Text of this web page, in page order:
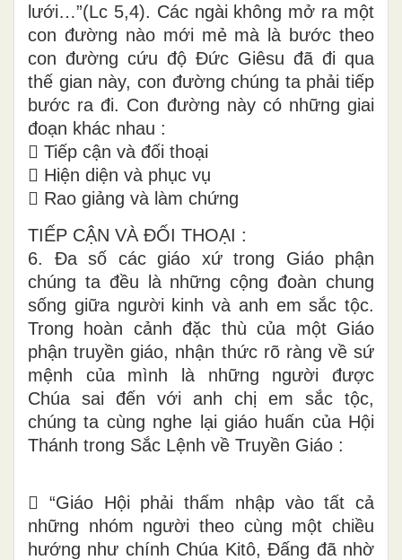
lưới…”(Lc 5,4). Các ngài không mở ra một
con đường nào mới mẻ mà là bước theo
con đường cứu độ Đức Giêsu đã đi qua
thế gian này, con đường chúng ta phải tiếp
bước ra đi. Con đường này có những giai
đoạn khác nhau :
 Tiếp cận và đối thoại
 Hiện diện và phục vụ
 Rao giảng và làm chứng
TIẾP CẬN VÀ ĐỐI THOẠI :
6. Đa số các giáo xứ trong Giáo phận
chúng ta đều là những cộng đoàn chung
sống giữa người kinh và anh em sắc tộc.
Trong hoàn cảnh đặc thù của một Giáo
phận truyền giáo, nhận thức rõ ràng về sứ
mệnh của mình là những người được
Chúa sai đến với anh chị em sắc tộc,
chúng ta cùng nghe lại giáo huấn của Hội
Thánh trong Sắc Lệnh về Truyền Giáo :
 “Giáo Hội phải thấm nhập vào tất cả
những nhóm người theo cùng một chiều
hướng như chính Chúa Kitô, Đấng đã nhờ